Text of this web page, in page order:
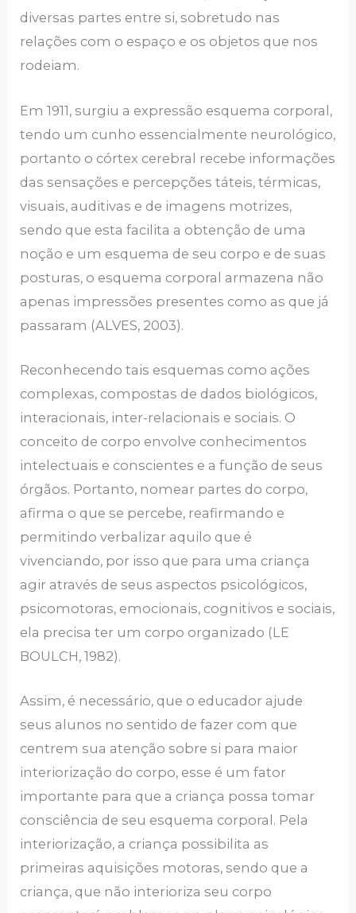
diversas partes entre si, sobretudo nas
relações com o espaço e os objetos que nos
rodeiam.
Em 1911, surgiu a expressão esquema corporal,
tendo um cunho essencialmente neurológico,
portanto o córtex cerebral recebe informações
das sensações e percepções táteis, térmicas,
visuais, auditivas e de imagens motrizes,
sendo que esta facilita a obtenção de uma
noção e um esquema de seu corpo e de suas
posturas, o esquema corporal armazena não
apenas impressões presentes como as que já
passaram (ALVES, 2003).
Reconhecendo tais esquemas como ações
complexas, compostas de dados biológicos,
interacionais, inter-relacionais e sociais. O
conceito de corpo envolve conhecimentos
intelectuais e conscientes e a função de seus
órgãos. Portanto, nomear partes do corpo,
afirma o que se percebe, reafirmando e
permitindo verbalizar aquilo que é
vivenciando, por isso que para uma criança
agir através de seus aspectos psicológicos,
psicomotoras, emocionais, cognitivos e sociais,
ela precisa ter um corpo organizado (LE
BOULCH, 1982).
Assim, é necessário, que o educador ajude
seus alunos no sentido de fazer com que
centrem sua atenção sobre si para maior
interiorização do corpo, esse é um fator
importante para que a criança possa tomar
consciência de seu esquema corporal. Pela
interiorização, a criança possibilita as
primeiras aquisições motoras, sendo que a
criança, que não interioriza seu corpo